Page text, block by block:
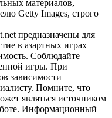
материалов,
Getty Images, строго
предназначены для
в азартных играх
Соблюдайте
игры. При
зависимости
Помните, что
являться источником
Информационный